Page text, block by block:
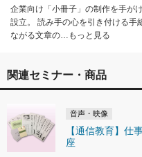
企業向け「小冊子」の制作を手が
設立。 読み手の心を引き付ける手
ながる文章の…もっと見る
関連セミナー・商品
音声・映像
【通信教育】仕
座